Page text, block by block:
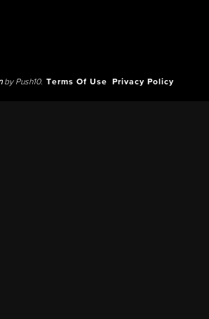
by Push10. Terms Of Use Privacy Policy